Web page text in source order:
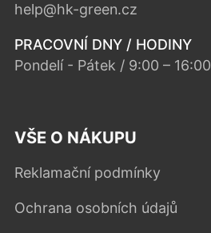
help@hk-green.cz
PRACOVNÍ DNY / HODINY
Pondelí - Pátek / 9:00 – 16:00
VŠE O NÁKUPU
Reklamační podmínky
Ochrana osobních údajů